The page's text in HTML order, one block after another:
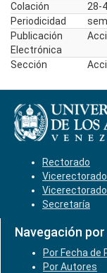
Colación
28-
Periodicidad
Publicación
Electrónica
Sección
Rectorado
Secretaría
Navegación
Por Fecha de
Por Autores